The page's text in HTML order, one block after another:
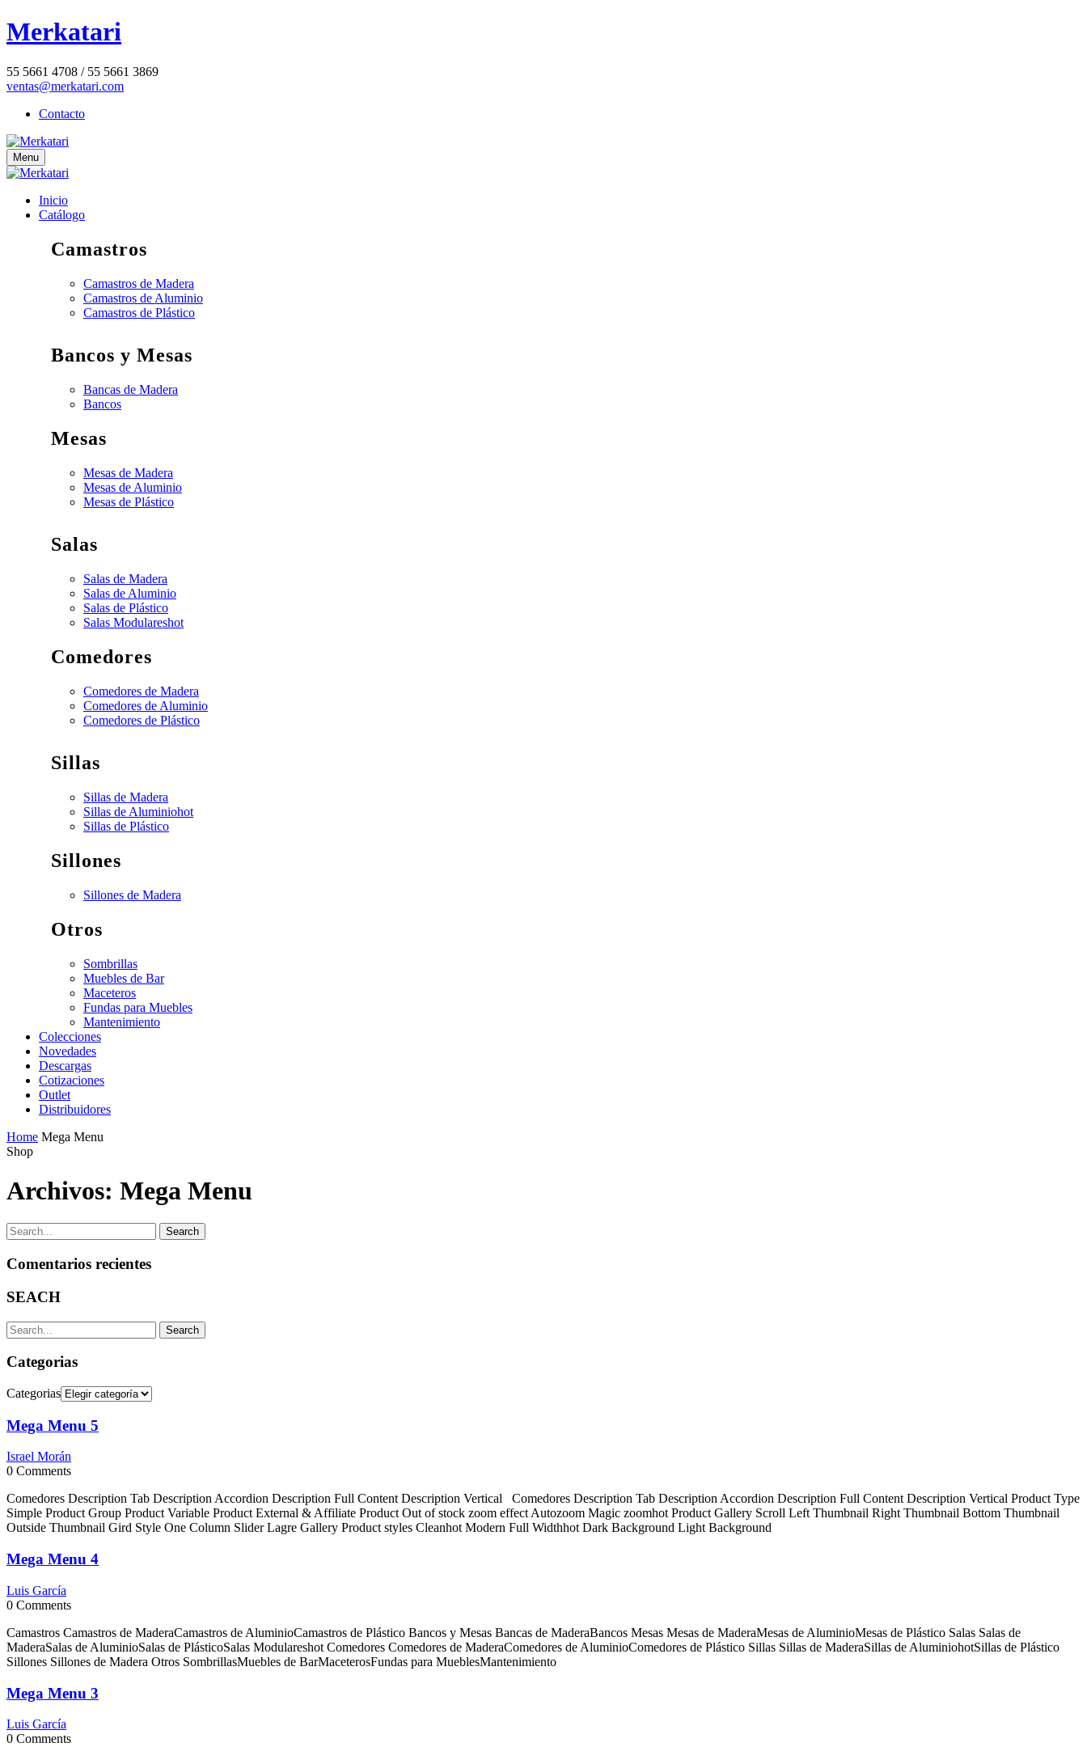
Merkatari
55 5661 4708 / 55 5661 3869
ventas@merkatari.com
Contacto
Menu
Inicio
Catálogo
Camastros
Camastros de Madera
Camastros de Aluminio
Camastros de Plástico
Bancos y Mesas
Bancas de Madera
Bancos
Mesas
Mesas de Madera
Mesas de Aluminio
Mesas de Plástico
Salas
Salas de Madera
Salas de Aluminio
Salas de Plástico
Salas Modulareshot
Comedores
Comedores de Madera
Comedores de Aluminio
Comedores de Plástico
Sillas
Sillas de Madera
Sillas de Aluminiohot
Sillas de Plástico
Sillones
Sillones de Madera
Otros
Sombrillas
Muebles de Bar
Maceteros
Fundas para Muebles
Mantenimiento
Colecciones
Novedades
Descargas
Cotizaciones
Outlet
Distribuidores
Home Mega Menu
Shop
Archivos: Mega Menu
Search
Comentarios recientes
SEACH
Search
Categorias
Categorias
Mega Menu 5
Israel Morán
0 Comments
Comedores Description Tab Description Accordion Description Full Content Description Vertical Comedores Description Tab Description Accordion Description Full Content Description Vertical Product Type
Simple Product Group Product Variable Product External & Affiliate Product Out of stock zoom effect Autozoom Magic zoomhot Product Gallery Scroll Left Thumbnail Right Thumbnail Bottom Thumbnail
Outside Thumbnail Gird Style One Column Slider Lagre Gallery Product styles Cleanhot Modern Full Widthhot Dark Background Light Background
Mega Menu 4
Luis García
0 Comments
Camastros Camastros de MaderaCamastros de AluminioCamastros de Plástico Bancos y Mesas Bancas de MaderaBancos Mesas Mesas de MaderaMesas de AluminioMesas de Plástico Salas Salas de
MaderaSalas de AluminioSalas de PlásticoSalas Modulareshot Comedores Comedores de MaderaComedores de AluminioComedores de Plástico Sillas Sillas de MaderaSillas de AluminiohotSillas de Plástico
Sillones Sillones de Madera Otros SombrillasMuebles de BarMaceterosFundas para MueblesMantenimiento
Mega Menu 3
Luis García
0 Comments